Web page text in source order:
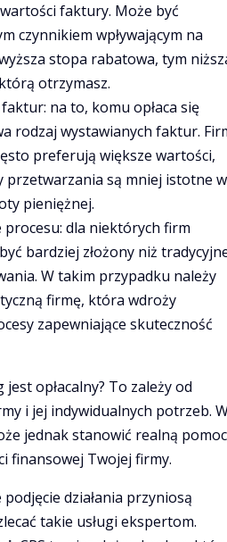
faktury. Może być
czynnikiem wpływającym na
stopa rabatowa, tym
otrzymasz.
na to, komu opłaca się
rodzaj wystawianych faktur.
preferują większe wartości,
przetwarzania są mniej istotne w
pieniężnej.
dla niektórych firm
bardziej złożony niż
W takim przypadku należy
firmę, która wdroży
zapewniające skuteczność
opłacalny? To zależy od
i jej indywidualnych potrzeb.
jednak stanowić realną
finansowej Twojej firmy.
działania przyniosą
takie usługi ekspertom.